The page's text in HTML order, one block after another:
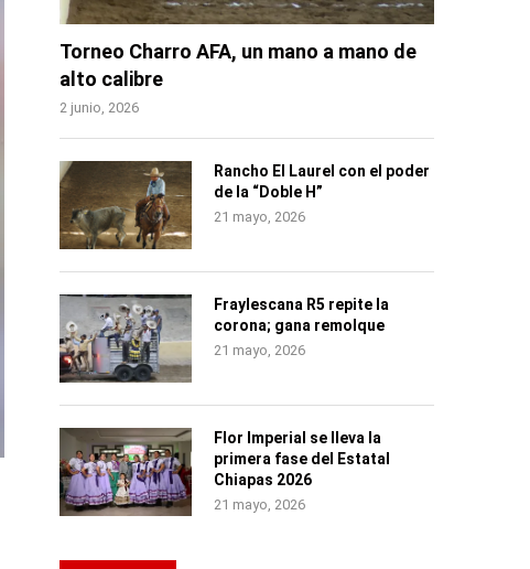
Torneo Charro AFA, un mano a mano de
alto calibre
2 junio, 2026
Rancho El Laurel con el poder
de la “Doble H”
21 mayo, 2026
Fraylescana R5 repite la
corona; gana remolque
21 mayo, 2026
Flor Imperial se lleva la
primera fase del Estatal
Chiapas 2026
21 mayo, 2026